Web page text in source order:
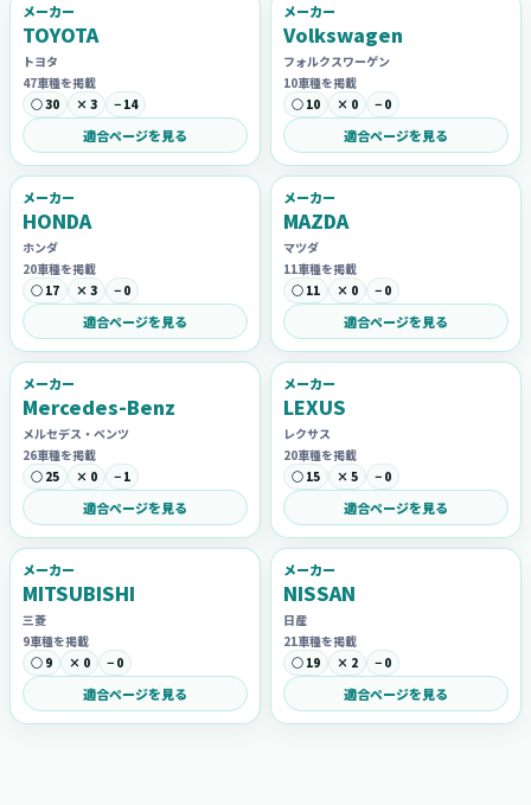
メーカー
TOYOTA
トヨタ
47車種を掲載
○ 30
× 3 − 14
適合ページを見る
メーカー
Volkswagen
フォルクスワーゲン
10車種を掲載
○ 10
× 0 − 0
適合ページを見る
メーカー
HONDA
ホンダ
20車種を掲載
○ 17
× 3 − 0
適合ページを見る
メーカー
MAZDA
マツダ
11車種を掲載
○ 11
× 0 − 0
適合ページを見る
メーカー
Mercedes-Benz
メルセデス・ベンツ
26車種を掲載
○ 25
× 0 − 1
適合ページを見る
メーカー
LEXUS
レクサス
20車種を掲載
○ 15
× 5 − 0
適合ページを見る
メーカー
MITSUBISHI
三菱
9車種を掲載
○ 9
× 0 − 0
適合ページを見る
メーカー
NISSAN
日産
21車種を掲載
○ 19
× 2 − 0
適合ページを見る